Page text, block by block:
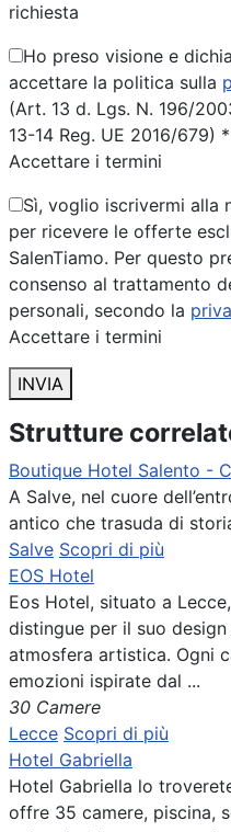
richiesta
Ho preso visione e
accettare la politica sulla
(Art. 13 d. Lgs. N. 196/
13-14 Reg. UE 2016/679) *
Accettare i termini
Sì, voglio iscrivermi alla
per ricevere le offerte
SalenTiamo. Per questo
consenso al trattamento
personali, secondo la
Accettare i termini
INVIA
Strutture
Boutique Hotel Salento -
A Salve, nel cuore
antico che trasuda di
Salve Scopri di più
EOS Hotel
Eos Hotel, situato a
distingue per il suo
atmosfera artistica. Ogni
emozioni ispirate dal ...
30 Camere
Lecce Scopri di più
Hotel Gabriella
Hotel Gabriella lo
offre 35 camere, piscina,